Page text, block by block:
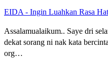
EIDA - Ingin Luahkan Rasa
Assalamualaikum.. Saye dri
dekat sorang ni nak kata
org…